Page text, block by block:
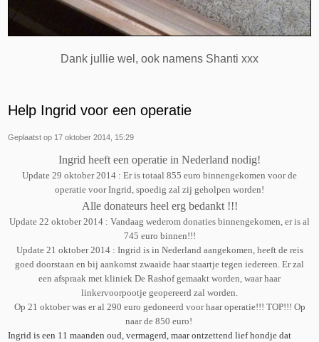
Dank jullie wel, ook namens Shanti xxx
Help Ingrid voor een operatie
Geplaatst op 17 oktober 2014, 15:29
Ingrid heeft een operatie in Nederland nodig!
Update 29 oktober 2014 : Er is totaal 855 euro binnengekomen voor de
operatie voor Ingrid, spoedig zal zij geholpen worden!
Alle donateurs heel erg bedankt !!!
Update 22 oktober 2014 : Vandaag wederom donaties binnengekomen, er is al
745 euro binnen!!!
Update 21 oktober 2014 : Ingrid is in Nederland aangekomen, heeft de reis
goed doorstaan en bij aankomst zwaaide haar staartje tegen iedereen. Er zal
een afspraak met kliniek De Rashof gemaakt worden, waar haar
linkervoorpootje geopereerd zal worden.
Op 21 oktober was er al 290 euro gedoneerd voor haar operatie!!! TOP!!! Op
naar de 850 euro!
Ingrid is een 11 maanden oud, vermagerd, maar ontzettend lief hondje dat